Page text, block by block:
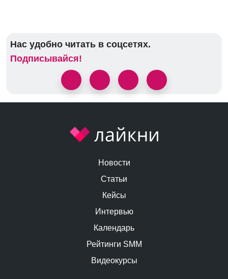
Нас удобно читать в соцсетях.
Подписывайся!
Новости
Статьи
Кейсы
Интервью
Календарь
Рейтинги SMM
Видеокурсы